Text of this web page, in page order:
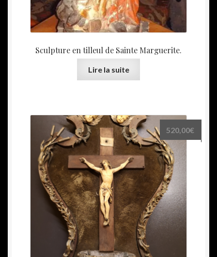
Sculpture en tilleul de Sainte Marguerite.
Lire la suite
520,00€